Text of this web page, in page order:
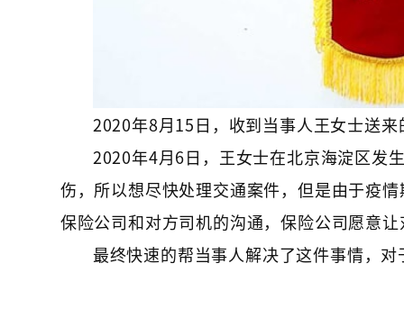
2020年8月15日，收到当事人王女士送
2020年4月6日，王女士在北京海淀区发
伤，所以想尽快处理交通案件，但是由于疫
保险公司和对方司机的沟通，保险公司愿意
最终快速的帮当事人解决了这件事情，